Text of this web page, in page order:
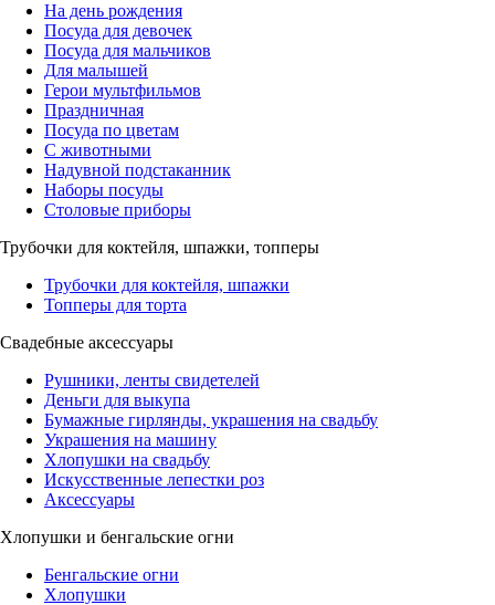
На день рождения
Посуда для девочек
Посуда для мальчиков
Для малышей
Герои мультфильмов
Праздничная
Посуда по цветам
С животными
Надувной подстаканник
Наборы посуды
Столовые приборы
Трубочки для коктейля, шпажки, топперы
Трубочки для коктейля, шпажки
Топперы для торта
Свадебные аксессуары
Рушники, ленты свидетелей
Деньги для выкупа
Бумажные гирлянды, украшения на свадьбу
Украшения на машину
Хлопушки на свадьбу
Искусственные лепестки роз
Аксессуары
Хлопушки и бенгальские огни
Бенгальские огни
Хлопушки